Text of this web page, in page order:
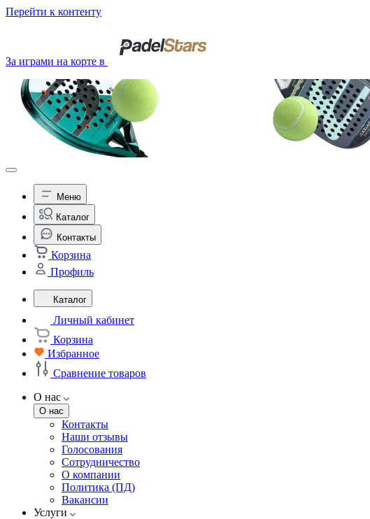
Перейти к контенту
За играми на корте в
Меню
Каталог
Контакты
Корзина
Профиль
Каталог
Личный кабинет
Корзина
Избранное
Сравнение товаров
О нас
О нас
Контакты
Наши отзывы
Голосования
Сотрудничество
О компании
Политика (ПД)
Вакансии
Услуги